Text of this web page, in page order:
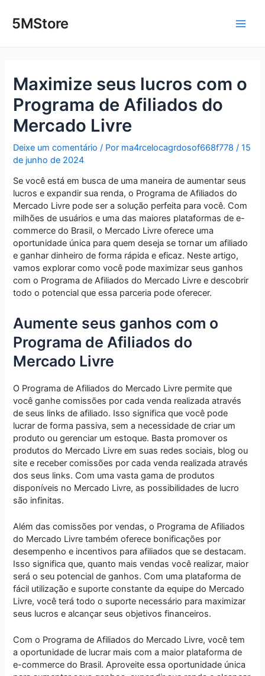
para5MStore
Maximize seus lucros com o
Programa de Afiliados do
Mercado Livre
Deixe um comentário / Por ma4rcelocagrdosof668f778/15
de junho de 2024
Se você está em busca de uma maneira de aumentar seus
lucros e expandir sua renda, o Programa de Afiliados do
Mercado Livre pode ser a solução perfeita para você. Com
milhões de usuários e uma das maiores plataformas de e-
commerce do Brasil, o Mercado Livre oferece uma
oportunidade única para quem deseja se tornar um afiliado
e ganhar dinheiro de forma rápida e eficaz. Neste artigo,
vamos explorar como você pode maximizar seus ganhos
com o Programa de Afiliados do Mercado Livre e descobrir
todo o potencial que essa parceria pode oferecer.
Aumente seus ganhos com o
Programa de Afiliados do
Mercado Livre
O Programa de Afiliados do Mercado Livre permite que
você ganhe comissões por cada venda realizada através
de seus links de afiliado. Isso significa que você pode
lucrar de forma passiva, sem a necessidade de criar um
produto ou gerenciar um estoque. Basta promover os
produtos do Mercado Livre em suas redes sociais, blog ou
site e receber comissões por cada venda realizada através
dos seus links. Com uma vasta gama de produtos
disponíveis no Mercado Livre, as possibilidades de lucro
são infinitas.
Além das comissões por vendas, o Programa de Afiliados
do Mercado Livre também oferece bonificações por
desempenho e incentivos para afiliados que se destacam.
Isso significa que, quanto mais vendas você realizar, maior
será o seu potencial de ganhos. Com uma plataforma de
fácil utilização e suporte constante da equipe do Mercado
Livre, você terá todo o suporte necessário para maximizar
seus lucros e alcançar seus objetivos financeiros.
Com o Programa de Afiliados do Mercado Livre, você tem
a oportunidade de lucrar mais com a maior plataforma de
e-commerce do Brasil. Aproveite essa oportunidade única
navigation